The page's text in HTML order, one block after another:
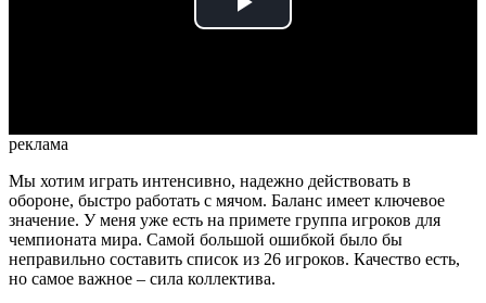
Play
реклама
Мы хотим играть интенсивно, надежно действовать в
обороне, быстро работать с мячом. Баланс имеет ключевое
значение. У меня уже есть на примете группа игроков для
чемпионата мира. Самой большой ошибкой было бы
неправильно составить список из 26 игроков. Качество есть,
но самое важное – сила коллектива.